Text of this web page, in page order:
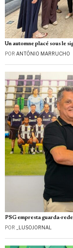
Un automne placé sous le
POR ANTÓNIO MARRUCHO
PSG empresta guarda-
POR _LUSOJORNAL